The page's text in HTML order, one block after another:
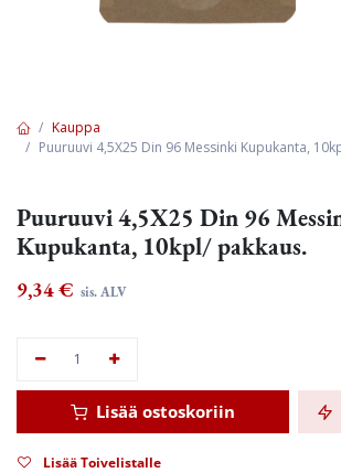
Kauppa
Puuruuvi 4,5X25 Din 96 Messinki Kupukanta,
Puuruuvi 4,5X25 Din 96
Kupukanta, 10kpl/ pakkaus.
9,34€ sis. ALV
Lisää ostoskoriin
Lisää Toivelistalle